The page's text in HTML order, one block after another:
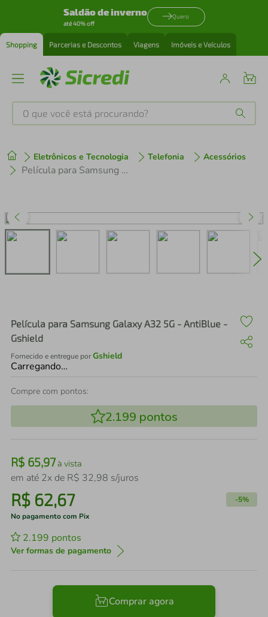
Saldão de inverno
até 40% off
Quero
Shopping Parcerias e Descontos Viagens Imóveis e Veículos
O que você está procurando?
Eletrônicos e Tecnologia Telefonia Acessórios
Película para Samsung Galaxy A32 5G - AntiBlue - Gshield
Película para Samsung Galaxy A32 5G - AntiBlue -
Gshield
Fornecido e entregue porGshield
Carregando…
Compre com pontos:
2.199 pontos
R$ 65,97à vista
em até 2x de R$ 32,98 s/juros
R$ 62,67 -5%
No pagamento com Pix
2.199 pontos
Ver formas de pagamento
Comprar agora
1º tenis
perfume